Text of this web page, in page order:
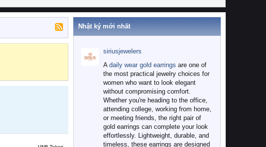
Nhật ký mới nhất
siriusjewelers
A daily wear gold earrings are one of
the most practical jewelry choices for
women who want to look elegant
without compromising comfort.
Whether you're heading to the office,
attending college, working from home,
or meeting friends, the right pair of
gold earrings can complete your look
effortlessly. Lightweight, durable, and
timeless, these earrings are designed